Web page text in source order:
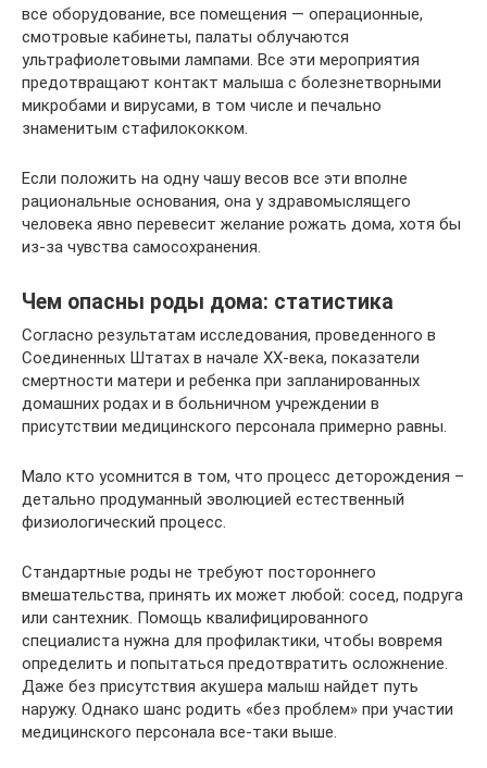
все оборудование, все помещения — операционные,
смотровые кабинеты, палаты облучаются
ультрафиолетовыми лампами. Все эти мероприятия
предотвращают контакт малыша с болезнетворными
микробами и вирусами, в том числе и печально
знаменитым стафилококком.
Если положить на одну чашу весов все эти вполне
рациональные основания, она у здравомыслящего
человека явно перевесит желание рожать дома, хотя бы
из-за чувства самосохранения.
Чем опасны роды дома: статистика
Согласно результатам исследования, проведенного в
Соединенных Штатах в начале ХХ-века, показатели
смертности матери и ребенка при запланированных
домашних родах и в больничном учреждении в
присутствии медицинского персонала примерно равны.
Мало кто усомнится в том, что процесс деторождения –
детально продуманный эволюцией естественный
физиологический процесс.
Стандартные роды не требуют постороннего
вмешательства, принять их может любой: сосед, подруга
или сантехник. Помощь квалифицированного
специалиста нужна для профилактики, чтобы вовремя
определить и попытаться предотвратить осложнение.
Даже без присутствия акушера малыш найдет путь
наружу. Однако шанс родить «без проблем» при участии
медицинского персонала все-таки выше.